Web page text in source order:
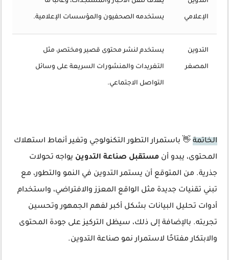
الإعلامي يستخدمه الصحفيون والمؤسسات الإعلامية.
التدوين
المصغر
يستخدم لنشر محتوى قصير ومختصر، مثل
التغريدات والمنشورات السريعة على وسائل
التواصل الاجتماعي.
الخاتمة 👋 باستمرار التطور التكنولوجي وتغير أنماط استهلاك
المحتوى، يبدو أن مستقبل صناعة التدوين يواجه تحولات
جذرية. من المتوقع أن يستمر التدوين في النمو والتطور، مع
تبني تقنيات جديدة مثل الواقع المعزز والافتراضي، واستخدام
أدوات تحليل البيانات بشكل أكبر لفهم الجمهور وتحسين
تجربته. بالإضافة إلى ذلك، سيظل التركيز على جودة المحتوى
والابتكار مفتاحًا لاستمرار نمو صناعة التدوين.